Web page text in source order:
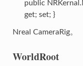
public
get; set; }
Nreal CameraRig。
WorldRoot